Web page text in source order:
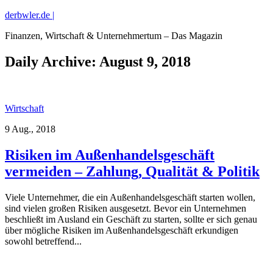
derbwler.de |
Finanzen, Wirtschaft & Unternehmertum – Das Magazin
Daily Archive: August 9, 2018
Wirtschaft
9 Aug., 2018
Risiken im Außenhandelsgeschäft
vermeiden – Zahlung, Qualität & Politik
Viele Unternehmer, die ein Außenhandelsgeschäft starten wollen,
sind vielen großen Risiken ausgesetzt. Bevor ein Unternehmen
beschließt im Ausland ein Geschäft zu starten, sollte er sich genau
über mögliche Risiken im Außenhandelsgeschäft erkundigen
sowohl betreffend...